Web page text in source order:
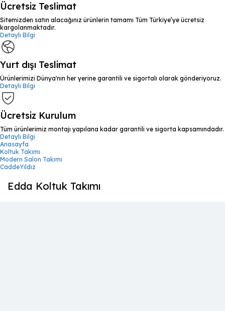
Ücretsiz Teslimat
Sitemizden satın alacağınız ürünlerin tamamı Tüm Türkiye’ye ücretsiz
kargolanmaktadır.
Detaylı Bilgi
Yurt dışı Teslimat
Ürünlerimizi Dünya'nın her yerine garantili ve sigortalı olarak gönderiyoruz.
Detaylı Bilgi
Ücretsiz Kurulum
Tüm ürünlerimiz montajı yapılana kadar garantili ve sigorta kapsamındadır.
Detaylı Bilgi
Anasayfa
Koltuk Takımı
Modern Salon Takımı
CaddeYıldız
Edda Koltuk Takımı